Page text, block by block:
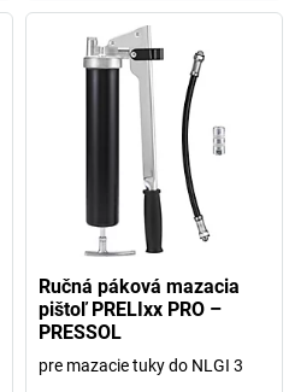
Ručná páková mazacia
pištoľ PRELIxx PRO –
PRESSOL
pre mazacie tuky do NLGI 3